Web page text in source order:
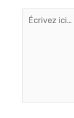
Écrivez
ici…